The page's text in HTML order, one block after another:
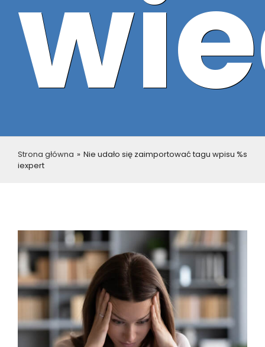
Strona główna » Nie udało się zaimportować tagu wpisu %s
iexpert